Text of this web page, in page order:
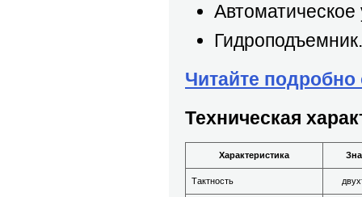
Гидроподъемник.
Читайте подробно
Техническая
Характеристика
Тактность